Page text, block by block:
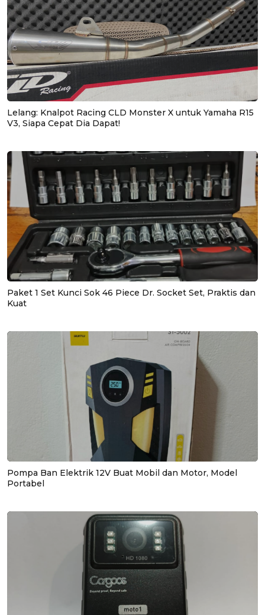
Lelang: Knalpot Racing CLD Monster X untuk Yamaha R15
V3, Siapa Cepat Dia Dapat!
Paket 1 Set Kunci Sok 46 Piece Dr. Socket Set, Praktis dan
Kuat
Pompa Ban Elektrik 12V Buat Mobil dan Motor, Model
Portabel